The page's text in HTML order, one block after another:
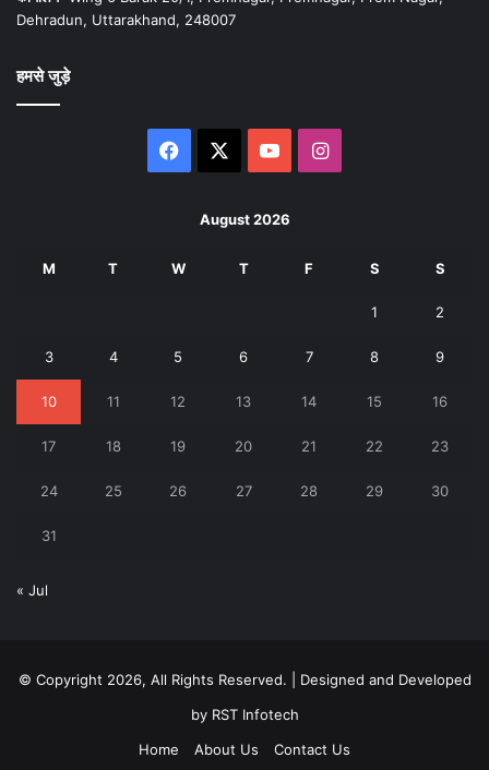
Dehradun, Uttarakhand, 248007
हमसे जुड़े
Facebook YouTubeInstagram
August 2026
M T W T F S S
1 2
3 4 5 6 7 8 9
10 11 12 13 14 15 16
17 18 19 20 21 22 23
24 25 26 27 28 29 30
31
« Jul
© Copyright 2026, All Rights Reserved. | Designed and Developed
byRST Infotech
Home
About Us Contact Us